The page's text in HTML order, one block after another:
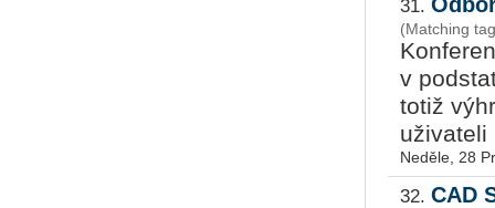
31.
(Matching
v
totiž
uživateli
Neděle, 28
32. CAD